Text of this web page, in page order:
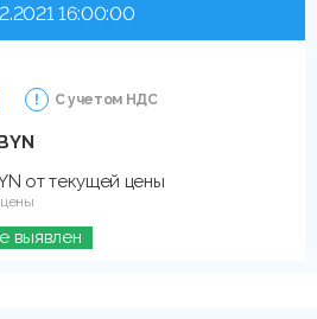
16:00:00
С учетом НДС
от текущей цены
выявлен